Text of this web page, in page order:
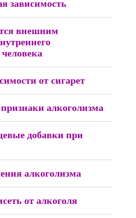
зависимость
внешним
от сигарет
алкоголизма
добавки при
алкоголизма
от алкоголя